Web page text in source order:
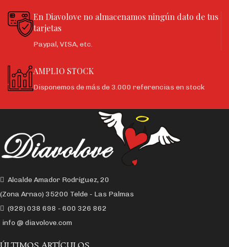
interior acolchado garantiza que se
mantendrán cómodos sin importar
cuánto tiren o cuánto tiempo
juegues. El set dispone de una
desde el cuello hasta las manos.
forma confortable y por la espalda
ajusta las esposas de las muñecas y
únelo! La sumisión está
garantizada.
nivel avanzado y también para
Metal libre de niquel y Cuero
vegano.
El set incluye, Esposas para
En Diavolove no almacenamos ningún dato de tus
tarjetas
Paypal, VISA, etc.
AMPLIO STOCK
Disponemos de más de 3.000 referencias en stock
Alcalde Amador Rodríguez, 20
(Zona Arnao) 35200 Telde - Las Palmas
(928) 038 698 - 600 326 862
info @ diavolove.com